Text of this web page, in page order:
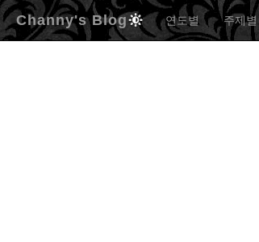
Channy's Blog 연도별 주제별